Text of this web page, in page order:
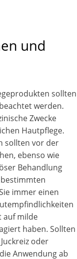
und
sollten
werden.
Zwecke
Hautpflege.
sollten vor der
ebenso wie
Behandlung
immer einen
auf milde
haben. Sollten
oder
Anwendung ab